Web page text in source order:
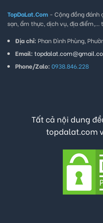
TopDaLat.Com - Cộng đồng đánh
sạn, ẩm thực, dịch vụ, địa điểm,...
Địa chỉ: Phan Đình Phùng,
Email:
Phone/Zalo: 0938.846.228
Tất cả nội dung
topdalat.com